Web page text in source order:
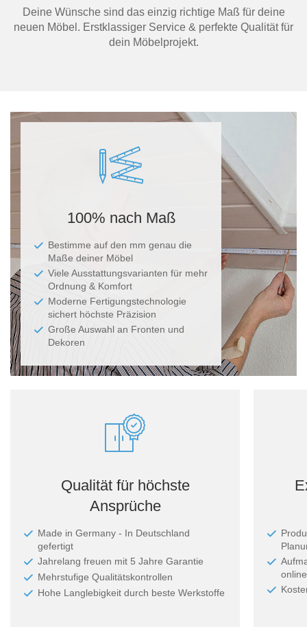
Deine Wünsche sind das einzig richtige Maß für deine
neuen Möbel. Erstklassiger Service & perfekte Qualität für
dein Möbelprojekt.
100% nach Maß
Bestimme auf den mm genau die
Maße deiner Möbel
Viele Ausstattungsvarianten für mehr
Ordnung & Komfort
Moderne Fertigungstechnologie
sichert höchste Präzision
Große Auswahl an Fronten und
Dekoren
Qualität für höchste
Ansprüche
Made in Germany - In Deutschland
gefertigt
Jahrelang freuen mit 5 Jahre Garantie
Mehrstufige Qualitätskontrollen
Hohe Langlebigkeit durch beste Werkstoffe